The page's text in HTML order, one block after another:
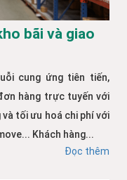
bãi và giao
cung ứng tiên tiến,
hàng trực tuyến với
và tối ưu hoá chi phí với
Khách hàng...
Đọc thêm